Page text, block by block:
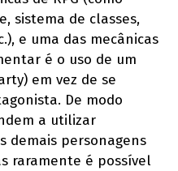
sistema de classes,
e uma das mecânicas
é o uso de um
em vez de se
De modo
a utilizar
demais personagens
raramente é possível